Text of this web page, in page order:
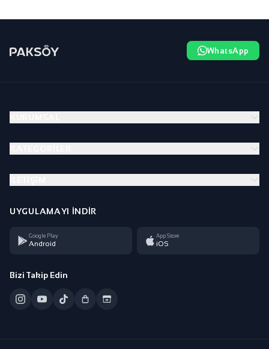
WhatsApp
UYGULAMAYI İNDIR
Google Play
Android
App Store
iOS
Bizi Takip Edin